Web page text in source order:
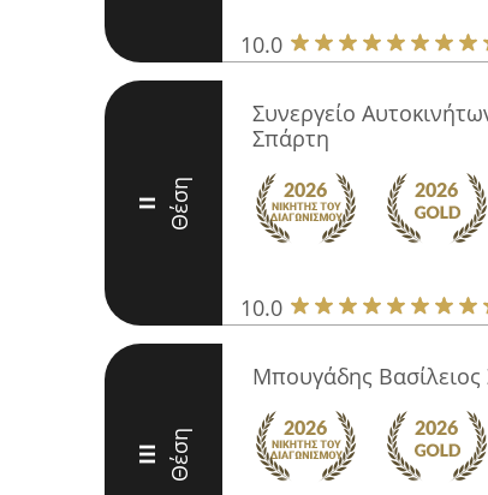
10.0
II Θέση
Συνεργείο
Σπάρτη
10.0
III Θέση
Μπουγάδης Βασίλειος